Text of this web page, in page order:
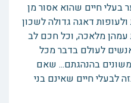
בעלי חיים שהוא אסור מן
דאגה גדולה לשכון
עמהן מלאכה, וכל חכם לב
לעולם בדבר מכל
בהנהגתם... שאם
לבעלי חיים שאינם בני